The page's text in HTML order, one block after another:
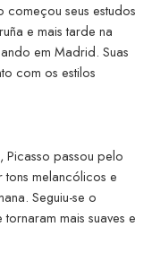
começou seus estudos
e mais tarde na
em Madrid. Suas
com os estilos
Picasso passou pelo
melancólicos e
Seguiu-se o
mais suaves e